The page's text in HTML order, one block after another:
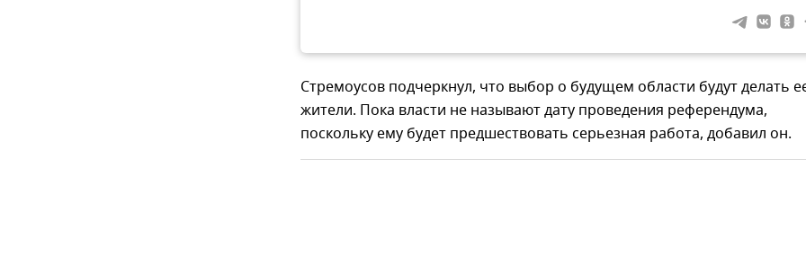
Стремоусов подчеркнул, что выбор о будущем области будут делать
жители. Пока власти не называют дату проведения референдума,
поскольку ему будет предшествовать серьезная работа, добавил он.